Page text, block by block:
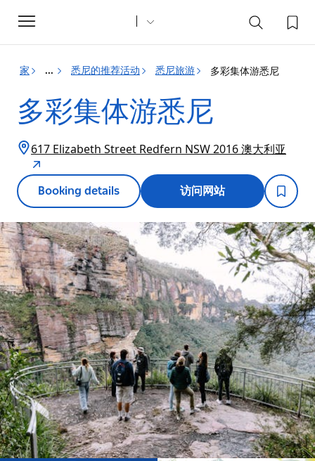
Toggle
navigation
家 ... 悉尼的推荐活动 悉尼旅游 多彩集体游悉尼
多彩集体游悉尼
617 Elizabeth Street Redfern NSW 2016 澳大利亚
Booking details 访问网站